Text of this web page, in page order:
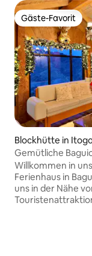
Gäste-Favorit
Gäste-Favorit
Blockhütte in
Gemütliche
und Bergblick
Willkommen in
Ferienhaus in Baguio. 😊 Wir
uns in der Nähe